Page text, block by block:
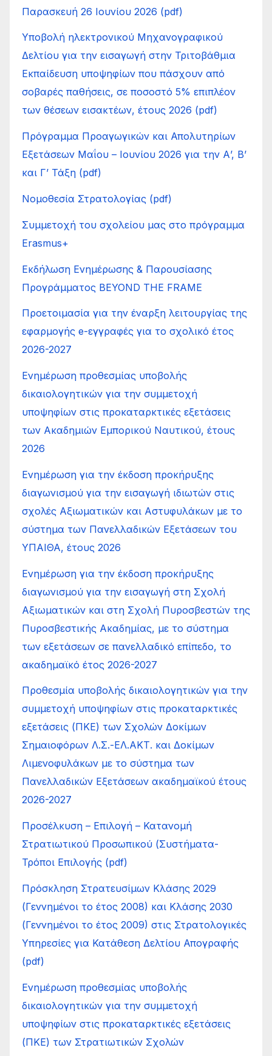
Παρασκευή 26 Ιουνίου 2026 (pdf)
Υποβολή ηλεκτρονικού Μηχανογραφικού
Δελτίου για την εισαγωγή στην Τριτοβάθμια
Εκπαίδευση υποψηφίων που πάσχουν από
σοβαρές παθήσεις, σε ποσοστό 5% επιπλέον
των θέσεων εισακτέων, έτους 2026 (pdf)
Πρόγραμμα Προαγωγικών και Απολυτηρίων
Εξετάσεων Μαΐου – Ιουνίου 2026 για την Α’, Β’
και Γ’ Τάξη (pdf)
Νομοθεσία Στρατολογίας (pdf)
Συμμετοχή του σχολείου μας στο πρόγραμμα
Erasmus+
Εκδήλωση Ενημέρωσης & Παρουσίασης
Προγράμματος BEYOND THE FRAME
Προετοιμασία για την έναρξη λειτουργίας της
εφαρμογής e-εγγραφές για το σχολικό έτος
2026-2027
Ενημέρωση προθεσμίας υποβολής
δικαιολογητικών για την συμμετοχή
υποψηφίων στις προκαταρκτικές εξετάσεις
των Ακαδημιών Εμπορικού Ναυτικού, έτους
2026
Ενημέρωση για την έκδοση προκήρυξης
διαγωνισμού για την εισαγωγή ιδιωτών στις
σχολές Αξιωματικών και Αστυφυλάκων με το
σύστημα των Πανελλαδικών Εξετάσεων του
ΥΠΑΙΘΑ, έτους 2026
Ενημέρωση για την έκδοση προκήρυξης
διαγωνισμού για την εισαγωγή στη Σχολή
Αξιωματικών και στη Σχολή Πυροσβεστών της
Πυροσβεστικής Ακαδημίας, με το σύστημα
των εξετάσεων σε πανελλαδικό επίπεδο, το
ακαδημαϊκό έτος 2026-2027
Προθεσμία υποβολής δικαιολογητικών για την
συμμετοχή υποψηφίων στις προκαταρκτικές
εξετάσεις (ΠΚΕ) των Σχολών Δοκίμων
Σημαιοφόρων Λ.Σ.-ΕΛ.ΑΚΤ. και Δοκίμων
Λιμενοφυλάκων με το σύστημα των
Πανελλαδικών Εξετάσεων ακαδημαϊκού έτους
2026-2027
Προσέλκυση – Επιλογή – Κατανοµή
Στρατιωτικού Προσωπικού (Συστήµατα-
Τρόποι Επιλογής (pdf)
Πρόσκληση Στρατευσίμων Κλάσης 2029
(Γεννημένοι το έτος 2008) και Κλάσης 2030
(Γεννημένοι το έτος 2009) στις Στρατολογικές
Υπηρεσίες για Κατάθεση Δελτίου Απογραφής
(pdf)
Ενημέρωση προθεσμίας υποβολής
δικαιολογητικών για την συμμετοχή
υποψηφίων στις προκαταρκτικές εξετάσεις
(ΠΚΕ) των Στρατιωτικών Σχολών